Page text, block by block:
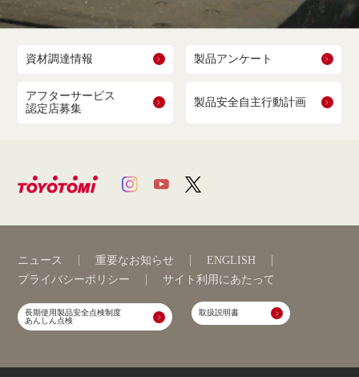
資材調達情報 製品アンケート
アフターサービス
認定店募集
製品安全自主行動計画
ニュース 重要なお知らせ
ENGLISH
プライバシーポリシー
サイト利用にあたって
長期使用製品安全点検制度
あんしん点検
取扱説明書